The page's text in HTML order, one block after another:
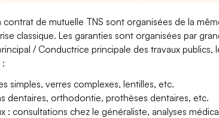
contrat de mutuelle TNS sont organisées de la
classique. Les garanties sont organisées par
/ Conductrice principale des travaux publics,
simples, verres complexes, lentilles, etc.
dentaires, orthodontie, prothèses dentaires, etc.
: consultations chez le généraliste, analyses